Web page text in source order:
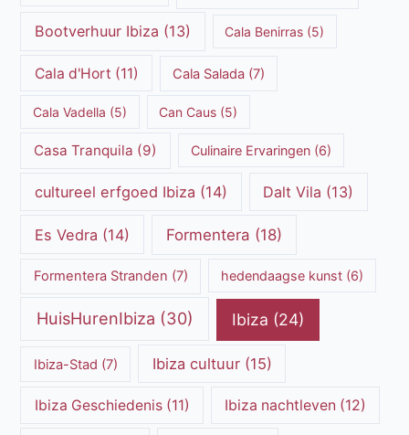
Bootverhuur Ibiza (13) Cala Benirras (5)
Cala d'Hort (11) Cala Salada(7)
Cala Vadella (5) Can Caus (5)
Casa Tranquila (9) Culinaire Ervaringen(6)
cultureel erfgoed Ibiza (14) Dalt Vila (13)
Es Vedra (14) Formentera (18)
Formentera Stranden (7) hedendaagse kunst(6)
HuisHurenIbiza (30) Ibiza (24)
Ibiza-Stad (7) Ibiza cultuur(15)
Ibiza Geschiedenis(11) Ibiza nachtleven (12)